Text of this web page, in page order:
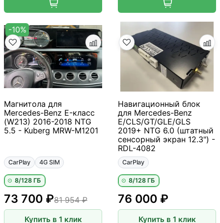
-10%
Магнитола для
Mercedes-Benz E-класс
(W213) 2016-2018 NTG
5.5 - Kuberg MRW-M1201
CarPlay 4G SIM
8/128 ГБ
81 954 ₽
73 700 ₽
Купить в 1 клик
Навигационный блок
для Mercedes-Benz
E/CLS/GT/GLE/GLS
2019+ NTG 6.0 (штатный
сенсорный экран 12.3") -
RDL-4082
CarPlay
8/128 ГБ
76 000 ₽
Купить в 1 клик